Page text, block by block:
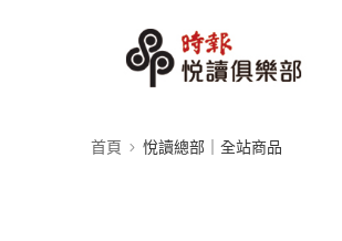
首頁 悅讀總部｜全站商品